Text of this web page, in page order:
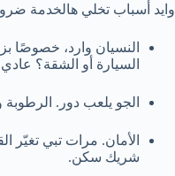
وايد أسباب تخلي هالخدمة
النسيان وارد، خصوصًا
السيارة أو الشقة؟
الجو يلعب دور.
الأمان. مرات تبي تغيّر
شريك سكن.